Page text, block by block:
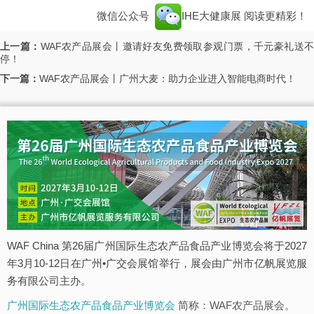
微信公众号 IHE大健康展 阅读更精彩！
上一篇： WAF农产品展会丨邀请好友免费领取参观门票，千元豪礼送不
停！
下一篇： WAF农产品展会丨广州大麦：助力企业进入智能电商时代！
WAF China 第26届广州国际生态农产品食品产业博览会将于2027
年3月10-12日在广州•广交会展馆举行，展会由广州市亿帆展览服
务有限公司主办。
广州国际生态农产品食品产业博览会 简称：WAF农产品展会。